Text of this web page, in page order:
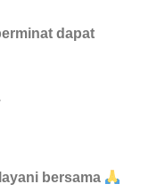
dapat
bersama